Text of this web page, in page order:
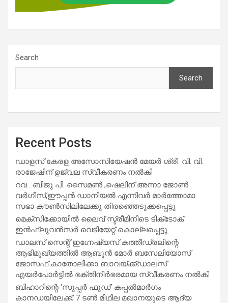
Search
Search
Recent Posts
ഡാളസ് കേരള അസോസിയേഷൻ മേയർ ശ്രീ. വി. വി.
രാജേഷിന് ഉജ്വല സ്വീകരണം നൽകി
റവ . ബിജു പി. സൈമൺ ,ഷെലിന് അന്നാ ജോൺ
വർഗീസ്,ഈപ്പൻ ഡാനിയൽ എന്നിവർ മാർത്തോമാ
സഭാ കൗൺസിലിലേക്കു തിരഞ്ഞെടുക്കപ്പെട്ടു
മെക്സിക്കോയിൽ ലൈവ് സ്ട്രീമിനിടെ ടിക്‌ടോക്
ഇൻഫ്ലുവൻസർ വെടിയേറ്റ് കൊല്ലപ്പെട്ടു
ഡാലസ് സെന്റ് ഇഗ്നേഷ്യസ് കത്തീഡ്രലിന്റെ
ആഭിമുഖ്യത്തിൽ ആബൂൻ മോർ ബസേലിയോസ്
ജോസഫ് കാതോലിക്കാ ബാവയ്ക്ക്ഡാലസ്
എയർപോർട്ടിൽ ഭക്തിനിർഭരമായ സ്വീകരണം നൽകി
ബിഹാറിന്റെ ‘സൂപ്പർ ഫുഡ്’ കപ്പൽമാർഗം
കാനഡയിലേക്ക്; 7 ടൺ മിഥില മഖാനയുടെ ആദ്യ